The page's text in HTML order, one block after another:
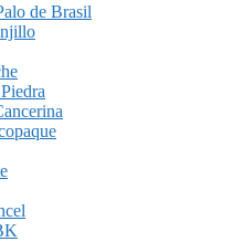
de Brasil